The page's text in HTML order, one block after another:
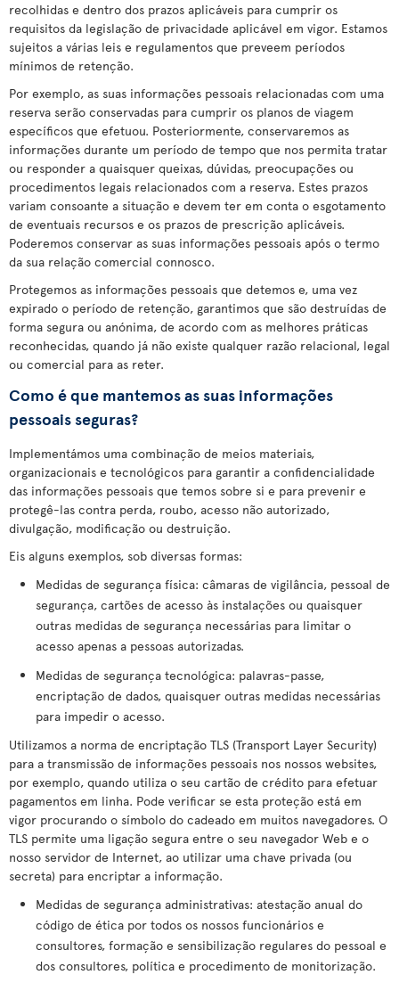
recolhidas e dentro dos prazos aplicáveis para cumprir os
requisitos da legislação de privacidade aplicável em vigor. Estamos
sujeitos a várias leis e regulamentos que preveem períodos
mínimos de retenção.
Por exemplo, as suas informações pessoais relacionadas com uma
reserva serão conservadas para cumprir os planos de viagem
específicos que efetuou. Posteriormente, conservaremos as
informações durante um período de tempo que nos permita tratar
ou responder a quaisquer queixas, dúvidas, preocupações ou
procedimentos legais relacionados com a reserva. Estes prazos
variam consoante a situação e devem ter em conta o esgotamento
de eventuais recursos e os prazos de prescrição aplicáveis.
Poderemos conservar as suas informações pessoais após o termo
da sua relação comercial connosco.
Protegemos as informações pessoais que detemos e, uma vez
expirado o período de retenção, garantimos que são destruídas de
forma segura ou anónima, de acordo com as melhores práticas
reconhecidas, quando já não existe qualquer razão relacional, legal
ou comercial para as reter.
Como é que mantemos as suas informações
pessoais seguras?
Implementámos uma combinação de meios materiais,
organizacionais e tecnológicos para garantir a confidencialidade
das informações pessoais que temos sobre si e para prevenir e
protegê-las contra perda, roubo, acesso não autorizado,
divulgação, modificação ou destruição.
Eis alguns exemplos, sob diversas formas:
Medidas de segurança física: câmaras de vigilância, pessoal de
segurança, cartões de acesso às instalações ou quaisquer
outras medidas de segurança necessárias para limitar o
acesso apenas a pessoas autorizadas.
Medidas de segurança tecnológica: palavras-passe,
encriptação de dados, quaisquer outras medidas necessárias
para impedir o acesso.
Utilizamos a norma de encriptação TLS (Transport Layer Security)
para a transmissão de informações pessoais nos nossos websites,
por exemplo, quando utiliza o seu cartão de crédito para efetuar
pagamentos em linha. Pode verificar se esta proteção está em
vigor procurando o símbolo do cadeado em muitos navegadores. O
TLS permite uma ligação segura entre o seu navegador Web e o
nosso servidor de Internet, ao utilizar uma chave privada (ou
secreta) para encriptar a informação.
Medidas de segurança administrativas: atestação anual do
código de ética por todos os nossos funcionários e
consultores, formação e sensibilização regulares do pessoal e
dos consultores, política e procedimento de monitorização.